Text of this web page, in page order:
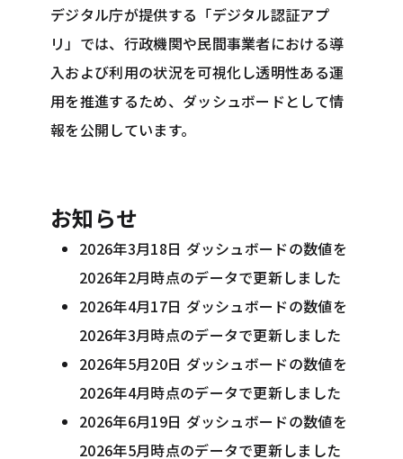
デジタル庁が提供する「デジタル認証アプ
リ」では、行政機関や民間事業者における導
入および利用の状況を可視化し透明性ある運
用を推進するため、ダッシュボードとして情
報を公開しています。
お知らせ
2026年3月18日 ダッシュボードの数値を
2026年2月時点のデータで更新しました
2026年4月17日 ダッシュボードの数値を
2026年3月時点のデータで更新しました
2026年5月20日 ダッシュボードの数値を
2026年4月時点のデータで更新しました
2026年6月19日 ダッシュボードの数値を
2026年5月時点のデータで更新しました